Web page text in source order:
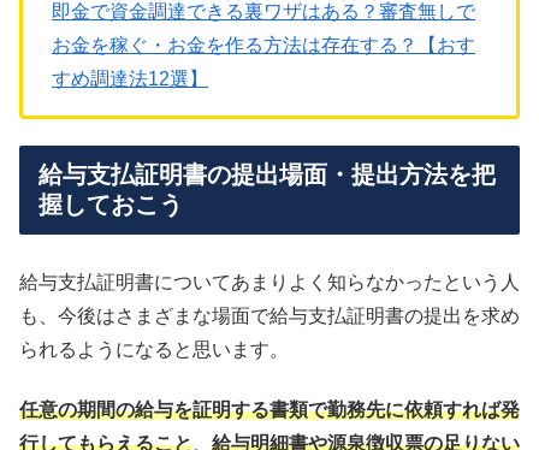
即金で資金調達できる裏ワザはある？審査無しで
お金を稼ぐ・お金を作る方法は存在する？【おす
すめ調達法12選】
給与支払証明書の提出場面・提出方法を把
握しておこう
給与支払証明書についてあまりよく知らなかったという人
も、今後はさまざまな場面で給与支払証明書の提出を求め
られるようになると思います。
任意の期間の給与を証明する書類で勤務先に依頼すれば発
行してもらえること
給与明細書や源泉徴収票の足りない